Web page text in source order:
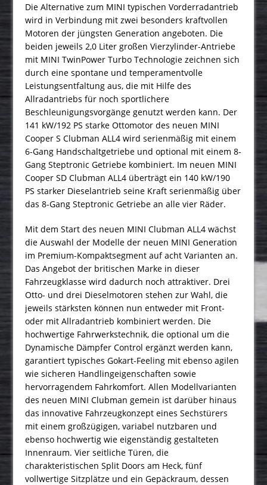
Die Alternative zum MINI typischen Vorderradantrieb
wird in Verbindung mit zwei besonders kraftvollen
Motoren der jüngsten Generation angeboten. Die
beiden jeweils 2,0 Liter großen Vierzylinder-Antriebe
mit MINI TwinPower Turbo Technologie zeichnen sich
durch eine spontane und temperamentvolle
Leistungsentfaltung aus, die mit Hilfe des
Allradantriebs für noch sportlichere
Beschleunigungsvorgänge genutzt werden kann. Der
141 kW/192 PS starke Ottomotor des neuen MINI
Cooper S Clubman ALL4 wird serienmäßig mit einem
6-Gang Handschaltgetriebe und optional mit einem 8-
Gang Steptronic Getriebe kombiniert. Im neuen MINI
Cooper SD Clubman ALL4 überträgt ein 140 kW/190
PS starker Dieselantrieb seine Kraft serienmäßig über
das 8-Gang Steptronic Getriebe an alle vier Räder.
Mit dem Start des neuen MINI Clubman ALL4 wächst
die Auswahl der Modelle der neuen MINI Generation
im Premium-Kompaktsegment auf acht Varianten an.
Das Angebot der britischen Marke in dieser
Fahrzeugklasse wird dadurch noch attraktiver. Drei
Otto- und drei Dieselmotoren stehen zur Wahl, die
jeweils stärksten können nun entweder mit Front-
oder mit Allradantrieb kombiniert werden. Die
hochwertige Fahrwerkstechnik, die optional um die
Dynamische Dämpfer Control ergänzt werden kann,
garantiert typisches Gokart-Feeling mit ebenso agilen
wie sicheren Handlingeigenschaften sowie
hervorragendem Fahrkomfort. Allen Modellvarianten
des neuen MINI Clubman gemein ist darüber hinaus
das innovative Fahrzeugkonzept eines Sechstürers
mit einem großzügigen, variabel nutzbaren und
ebenso hochwertig wie eigenständig gestalteten
Innenraum. Vier seitliche Türen, die
charakteristischen Split Doors am Heck, fünf
vollwertige Sitzplätze und ein Gepäckraum, dessen